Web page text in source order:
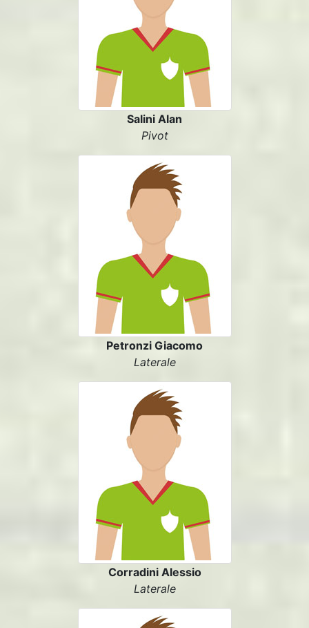
Salini Alan
Pivot
Petronzi Giacomo
Laterale
Corradini Alessio
Laterale